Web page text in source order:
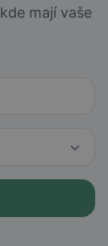
mají vaše